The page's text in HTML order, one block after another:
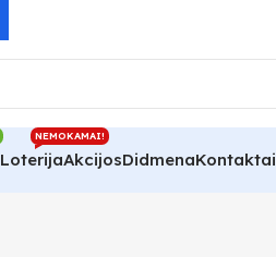
Loterija
NEMOKAMAI!
AkcijosDidmenaKontaktai